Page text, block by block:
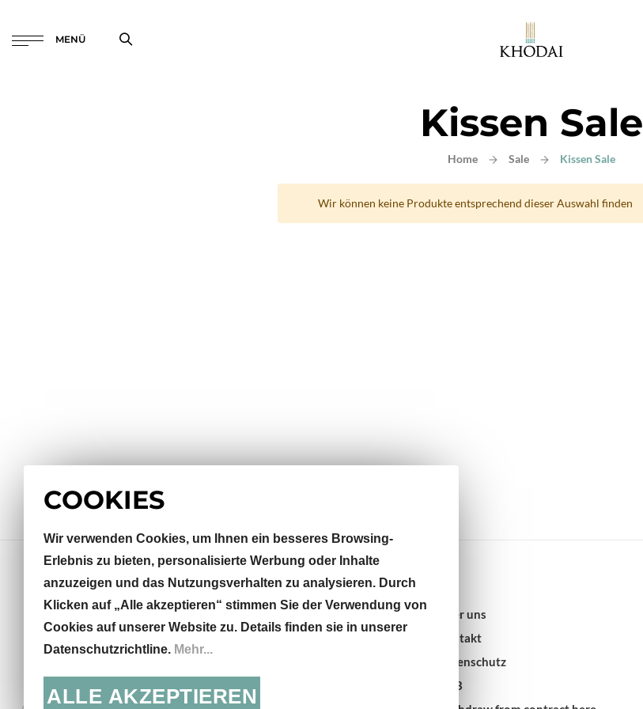
MENÜ
Kissen Sale
Home Sale Kissen Sale
Wir können keine Produkte entsprechend dieser Auswahl finden
COOKIES
Wir verwenden Cookies, um Ihnen ein besseres Browsing-
Erlebnis zu bieten, personalisierte Werbung oder Inhalte
anzuzeigen und das Nutzungsverhalten zu analysieren. Durch
Klicken auf „Alle akzeptieren“ stimmen Sie der Verwendung von
Cookies auf unserer Website zu. Details finden sie in unserer
Datenschutzrichtline. Mehr...
ALLE AKZEPTIEREN
Sterneckstraße 32
Über uns
Kontakt
Datenschutz
AGB